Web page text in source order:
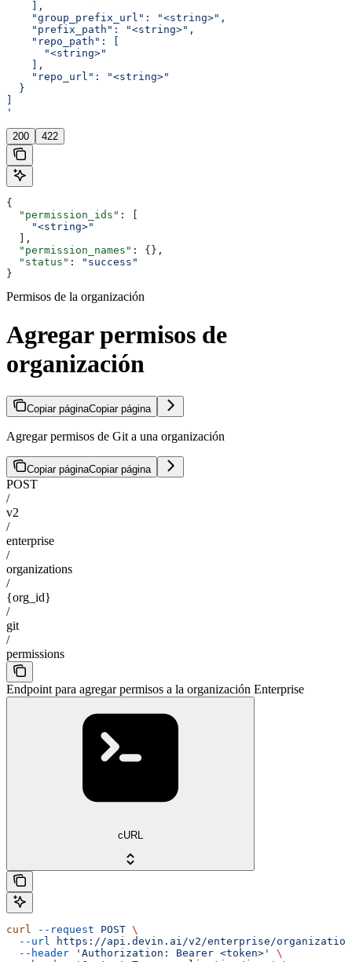
    ],
    "group_prefix_url": "<string>",
    "prefix_path": "<string>",
    "repo_path": [
      "<string>"
    ],
    "repo_url": "<string>"
  }
'
200 422
{
  "permission_ids"
: [
    "<string>"
  ],
  "permission_names"
: {},
  "status"
:
"success"
}
Permisos de la organización
Agregar permisos de
organización
Copiar páginaCopiar página
Agregar permisos de Git a una organización
Copiar páginaCopiar página
POST
/
v2
/
enterprise
/
organizations
/
{org_id}
/
git
/
permissions
Endpoint para agregar permisos a la organización Enterprise
cURL
curl --request POST \
  --url
https://api.devin.ai/v2/enterprise/
  --header
'Authorization: Bearer <token>'
\